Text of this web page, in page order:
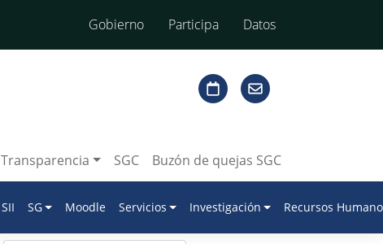
Gobierno Participa Datos
Transparencia SGC Buzón de quejas SGC
SII SG Moodle Servicios Investigación Recursos